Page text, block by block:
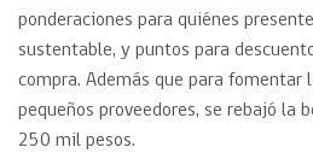
ponderaciones para quiénes
sustentable, y puntos para
compra. Además que para fomentar
pequeños proveedores, se rebajó la
250 mil pesos.